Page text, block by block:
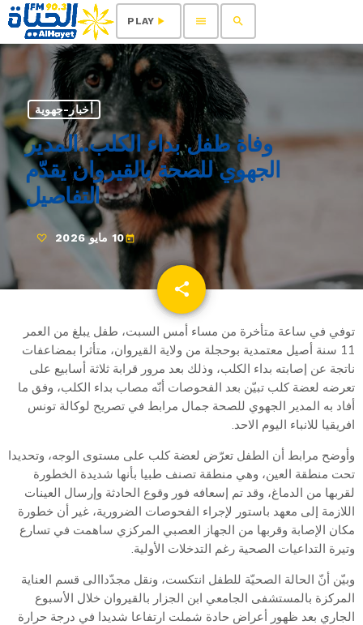
search
menu
play_arrow
PLAY
أخبار-جهوية
وفاة طفل بداء الكلب..المدير
الجهوي للصحة بالقيروان يقدّم
التفاصيل
today10 مايو 2026
share
email
توفي في ساعة متأخرة من مساء أمس السبت، طفل يبلغ من العمر
11 سنة أصيل معتمدية بوحجلة من ولاية القيروان، متأثرا بمضاعفات
ناتجة عن إصابته بداء الكلب، وذلك بعد مرور قرابة ثلاثة أسابيع على
تعرضه لعضة كلب تبيّن بعد الفحوصات أنّه مصاب بداء الكلب، وفق ما
أفاد به المدير الجهوي للصحة جمال مرابط في تصريح لوكالة تونس
افريقيا للانباء اليوم الاحد.
وأوضح مرابط أن الطفل تعرّض لعضة كلب على مستوى الوجه، وتحديدا
تحت منطقة العين، وهي منطقة تصنف طبيا بأنها شديدة الخطورة
لقربها من الدماغ، وقد تم إسعافه فور وقوع الحادثة وإرسال العينات
اللازمة إلى معهد باستور لإجراء الفحوصات الضرورية، غير أن خطورة
مكان الإصابة وقربها من الجهاز العصبي المركزي ساهمت في تسارع
وتيرة التداعيات الصحية رغم التدخلات الأولية.
وبيّن أنّ الحالة الصحيّة للطفل انتكست، ونقل مجدّداالى قسم العناية
المركزة بالمستشفى الجامعي ابن الجزار بالقيروان خلال الأسبوع
الجاري بعد ظهور أعراض حادة شملت ارتفاعا شديدا في درجة حرارة